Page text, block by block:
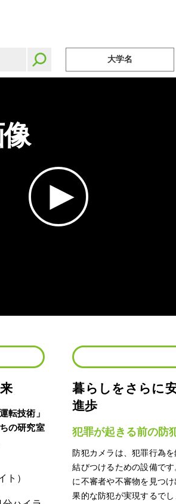
大学名
転技術」
の研究室
暮らしをさらに
進歩
犯罪が起きる前の防
防犯カメラは、犯罪行為
結びつけるための設備で
に不審者や不審物を見つ
果的な防犯が実現するで